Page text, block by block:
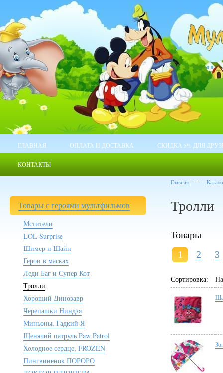
ГЛАВНАЯ ОПЛАТА И ДОСТАВКА СКИДКА 5% ДЛЯ
КОНТАКТЫ
Товары с героями мультфильмов
Мстители
LOL Surprise
Шимер и Шайн
Герои в масках
Леди Баг и Супер Кот
Тролли
Хороший Динозавр
Черепашки Ниндзя
Миньоны, Гадкий Я
Щенячий патруль Paw Patrol
Холодное сердце, FROZEN
Пингвиненок ПОРОРО
Главная
Тролли
Товары
1 2 3
Сортировка: